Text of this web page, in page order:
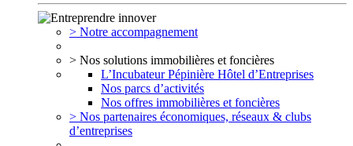
> Notre accompagnement
> Nos solutions immobilières et foncières
L’Incubateur Pépinière Hôtel d’Entreprises
Nos parcs d’activités
Nos offres immobilières et foncières
> Nos partenaires économiques, réseaux & clubs
d’entreprises